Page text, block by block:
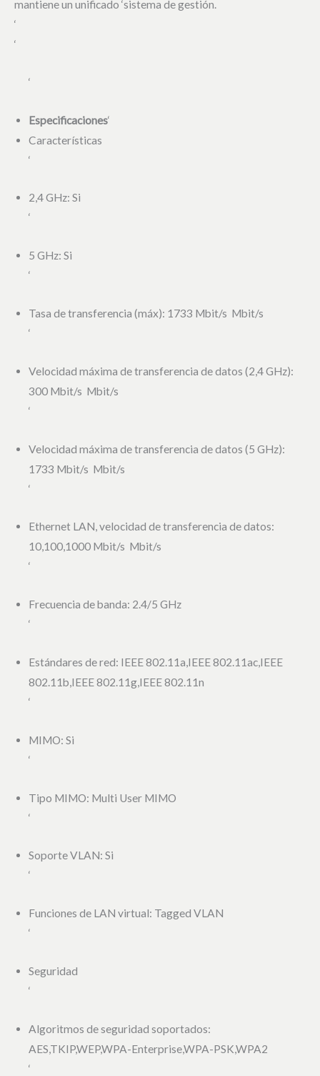
mantiene un unificado ‘sistema de gestión.
‘
‘
‘
Especificaciones‘
Características
‘
2,4 GHz: Si
‘
5 GHz: Si
‘
Tasa de transferencia (máx): 1733 Mbit/s Mbit/s
‘
Velocidad máxima de transferencia de datos (2,4 GHz):
300 Mbit/s Mbit/s
‘
Velocidad máxima de transferencia de datos (5 GHz):
1733 Mbit/s Mbit/s
‘
Ethernet LAN, velocidad de transferencia de datos:
10,100,1000 Mbit/s Mbit/s
‘
Frecuencia de banda: 2.4/5 GHz
‘
Estándares de red: IEEE 802.11a,IEEE 802.11ac,IEEE
802.11b,IEEE 802.11g,IEEE 802.11n
‘
MIMO: Si
‘
Tipo MIMO: Multi User MIMO
‘
Soporte VLAN: Si
‘
Funciones de LAN virtual: Tagged VLAN
‘
Seguridad
‘
Algoritmos de seguridad soportados:
AES,TKIP,WEP,WPA-Enterprise,WPA-PSK,WPA2
‘